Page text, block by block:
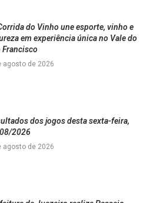
do Vinho une esporte, vinho e
em experiência única no Vale do
Francisco
agosto de 2026
dos jogos desta sexta-feira,
2026
agosto de 2026